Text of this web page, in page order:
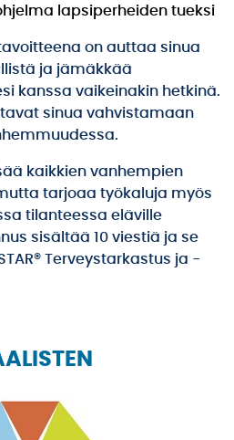
lapsiperheiden tueksi
on auttaa sinua
ja jämäkkää
kanssa vaikeinakin hetkinä.
sinua vahvistamaan
kaikkien vanhempien
tarjoaa työkaluja myös
tilanteessa eläville
sisältää 10 viestiä ja se
Terveystarkastus ja -